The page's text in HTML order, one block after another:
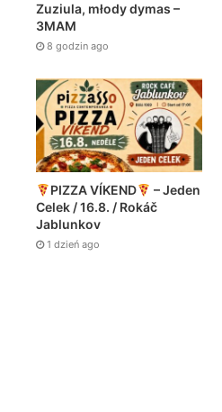
Zuziula, młody dymas –
3MAM
8 godzin ago
PIZZA VÍKEND
– Jeden
Celek / 16.8. / Rokáč
Jablunkov
1 dzień ago